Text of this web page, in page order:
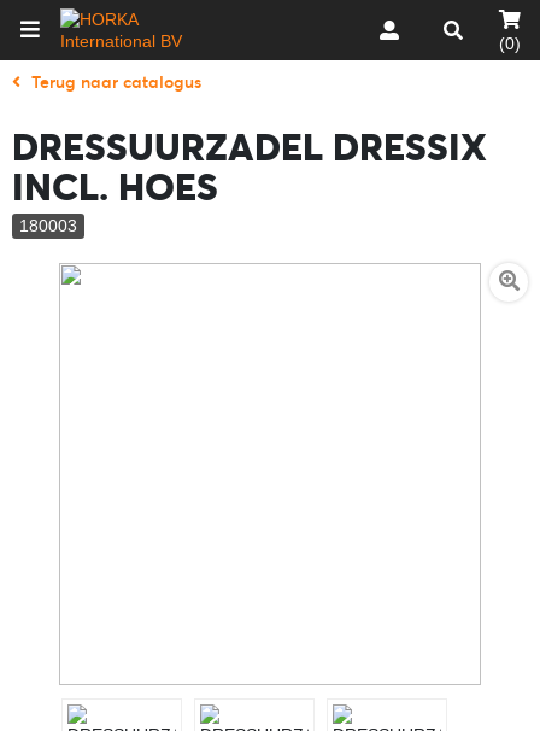
(0)
Terug naar catalogus
DRESSUURZADEL DRESSIX
INCL. HOES
180003